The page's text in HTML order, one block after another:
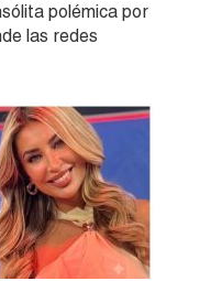
polémica por
las redes